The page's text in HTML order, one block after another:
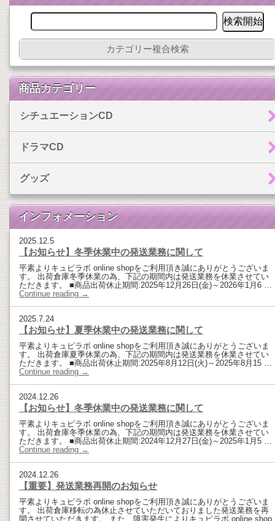
カテゴリー複合検索
商品カテゴリー
シチュエーションCD
ドラマCD
グッズ
インフォメーション
2025.12.5
【お知らせ】冬季休業中の発送業務に関して
平素よりキュピラボ online shopをご利用頂き誠にありがとうございま
す。 出荷倉庫冬季休業の為、下記の期間内は発送業務を休業させてい
ただきます。 ■商品出荷休止期間:2025年12月26日(金)～2026年1月6 …
Continue reading →
2025.7.24
【お知らせ】夏季休業中の発送業務に関して
平素よりキュピラボ online shopをご利用頂き誠にありがとうございま
す。 出荷倉庫夏季休業の為、下記の期間内は発送業務を休業させてい
ただきます。 ■商品出荷休止期間:2025年8月12日(火)～2025年8月15 …
Continue reading →
2024.12.26
【お知らせ】冬季休業中の発送業務に関して
平素よりキュピラボ online shopをご利用頂き誠にありがとうございま
す。 出荷倉庫冬季休業の為、下記の期間内は発送業務を休業させてい
ただきます。 ■商品出荷休止期間:2024年12月27日(金)～2025年1月5 …
Continue reading →
2024.12.26
【重要】発送業務再開のお知らせ
平素よりキュピラボ online shopをご利用頂き誠にありがとうございま
す。 出荷倉庫移転の為休止させていただいておりました発送業務を再
開させていただきます。 また、障害発生によりキュピラボ online shop